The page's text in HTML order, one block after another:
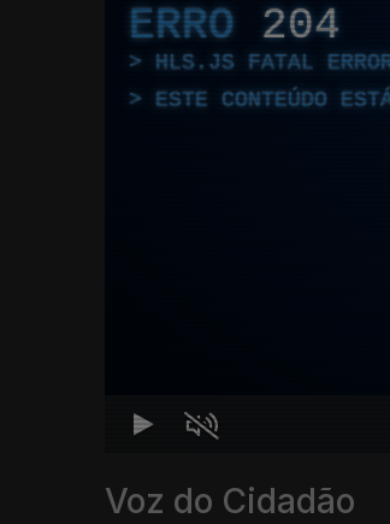
ERRO 204
HLS.JS FATAL
ESTE CONTEÚDO
Voz do Cidadão